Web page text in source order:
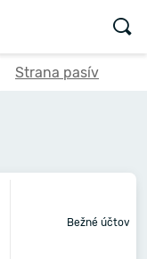
Strana pasív
Bežné účtovné